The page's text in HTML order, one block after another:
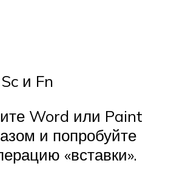
и Fn
Word или Paint
и попробуйте
«вставки».